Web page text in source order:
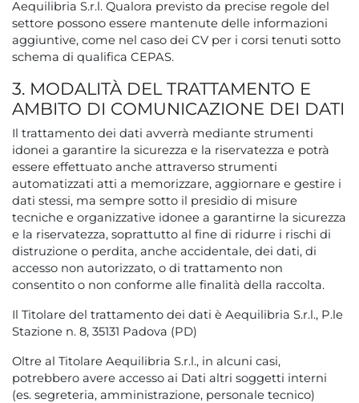
Aequilibria S.r.l. Qualora previsto da precise regole del
settore possono essere mantenute delle informazioni
aggiuntive, come nel caso dei CV per i corsi tenuti sotto
schema di qualifica CEPAS.
3. MODALITÀ DEL TRATTAMENTO E
AMBITO DI COMUNICAZIONE DEI DATI
Il trattamento dei dati avverrà mediante strumenti
idonei a garantire la sicurezza e la riservatezza e potrà
essere effettuato anche attraverso strumenti
automatizzati atti a memorizzare, aggiornare e gestire i
dati stessi, ma sempre sotto il presidio di misure
tecniche e organizzative idonee a garantirne la sicurezza
e la riservatezza, soprattutto al fine di ridurre i rischi di
distruzione o perdita, anche accidentale, dei dati, di
accesso non autorizzato, o di trattamento non
consentito o non conforme alle finalità della raccolta.
Il Titolare del trattamento dei dati è Aequilibria S.r.l., P.le
Stazione n. 8, 35131 Padova (PD)
Oltre al Titolare Aequilibria S.r.l., in alcuni casi,
potrebbero avere accesso ai Dati altri soggetti interni
(es. segreteria, amministrazione, personale tecnico)